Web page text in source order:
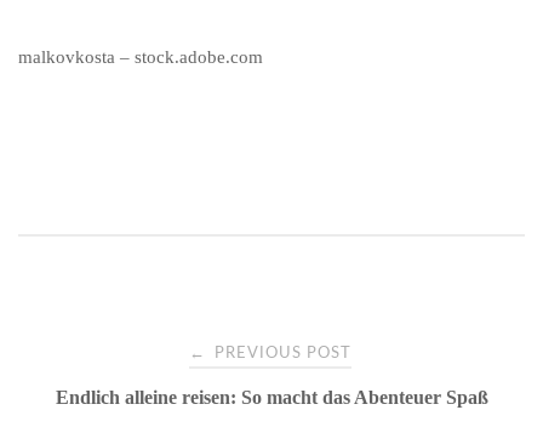
malkovkosta – stock.adobe.com
navigation
← PREVIOUS POST
Endlich alleine reisen: So macht das Abenteuer Spaß